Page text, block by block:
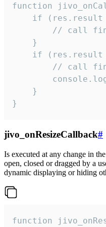
function
if (res.result
// call
    }
if (res.result
// call
    }
}
jivo_onResizeCallback#
Is executed at any change in
open, closed or dragged by a
dynamic displaying or hiding
function